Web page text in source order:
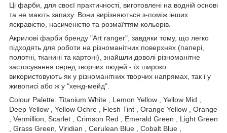
Ці фарби, для своєї практичності, виготовлені на водній основі
та не мають запаху. Вони вирізняються з-поміж інших
яскравістю, насиченістю та розмаїттям кольорів.
Акрилові фарби бренду "Art ranger", завдяки тому, що легко
підходять для роботи на різноманітних поверхнях (папері,
полотні, тканині та картоні), знайшли доволі різноманітне
застосування серед творчих людей - їх широко
використовують як у різноманітних творчих напрямах, так і у
живописі або ж у "хенд-мейд".
Colour Palette: Titanium White , Lemon Yellow , Yellow Mid ,
Deep Yellow , Yellow Ochre , Flesh Tint , Orange Yellow , Orange
, Vermillion, Scarlet , Crimson Red , Emerald Green , Light Green
, Grass Green, Viridian , Cerulean Blue , Cobalt Blue ,